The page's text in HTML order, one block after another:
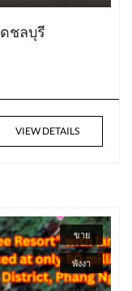
ชลบุรี
VIEW DETAILS
ขาย
พังงา